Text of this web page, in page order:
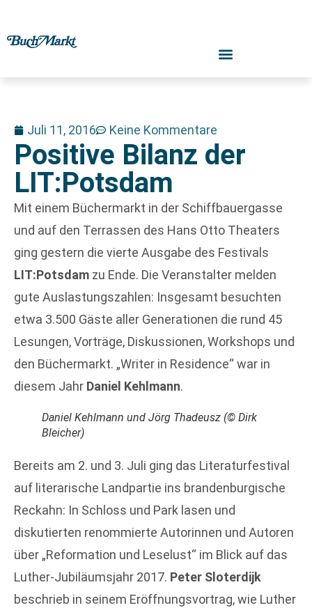
Juli 11, 2016 Keine Kommentare
Positive Bilanz der
LIT:Potsdam
Mit einem Büchermarkt in der Schiffbauergasse
und auf den Terrassen des Hans Otto Theaters
ging gestern die vierte Ausgabe des Festivals
LIT:Potsdam zu Ende. Die Veranstalter melden
gute Auslastungszahlen: Insgesamt besuchten
etwa 3.500 Gäste aller Generationen die rund 45
Lesungen, Vorträge, Diskussionen, Workshops und
den Büchermarkt. „Writer in Residence“ war in
diesem Jahr Daniel Kehlmann.
Daniel Kehlmann und Jörg Thadeusz (© Dirk
Bleicher)
Bereits am 2. und 3. Juli ging das Literaturfestival
auf literarische Landpartie ins brandenburgische
Reckahn: In Schloss und Park lasen und
diskutierten renommierte Autorinnen und Autoren
über „Reformation und Leselust“ im Blick auf das
Luther-Jubiläumsjahr 2017. Peter Sloterdijk
beschrieb in seinem Eröffnungsvortrag, wie Luther